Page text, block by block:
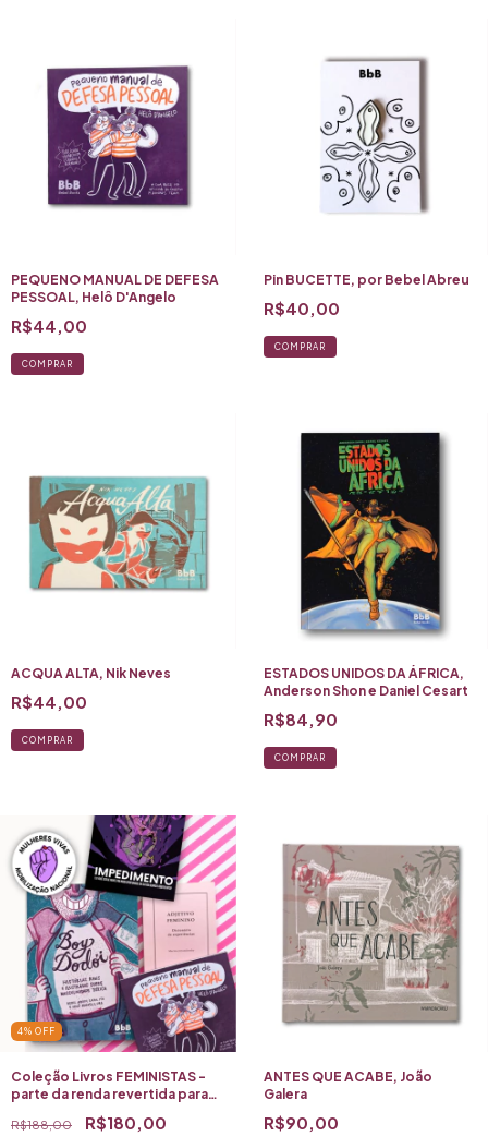
PEQUENO MANUAL DE DEFESA
PESSOAL, Helô D'Angelo
R$44,00
COMPRAR
Pin BUCETTE, por Bebel Abreu
R$40,00
COMPRAR
ACQUA ALTA, Nik Neves
R$44,00
ESTADOS UNIDOS DA ÁFRICA,
Anderson Shon e Daniel Cesart
R$84,90
4% OFF
Coleção Livros FEMINISTAS -
parte da renda revertida para
R$188,00 R$180,00
ANTES QUE ACABE, João
Galera
R$90,00